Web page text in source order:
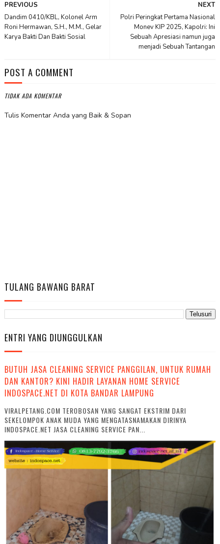
NEXT
Polri Peringkat Pertama Nasional
Monev KIP 2025, Kapolri: Ini
Sebuah Apresiasi namun juga
menjadi Sebuah Tantangan
PREVIOUS
Dandim 0410/KBL, Kolonel Arm
Roni Hermawan, S.H., M.M., Gelar
Karya Bakti Dan Bakti Sosial
POST A COMMENT
TIDAK ADA KOMENTAR
Tulis Komentar Anda yang Baik & Sopan
TULANG BAWANG BARAT
ENTRI YANG DIUNGGULKAN
BUTUH JASA CLEANING SERVICE PANGGILAN, UNTUK RUMAH
DAN KANTOR? KINI HADIR LAYANAN HOME SERVICE
INDOSPACE.NET DI KOTA BANDAR LAMPUNG
VIRALPETANG.COM TEROBOSAN YANG SANGAT EKSTRIM DARI
SEKELOMPOK ANAK MUDA YANG MENGATASNAMAKAN DIRINYA
INDOSPACE.NET JASA CLEANING SERVICE PAN...